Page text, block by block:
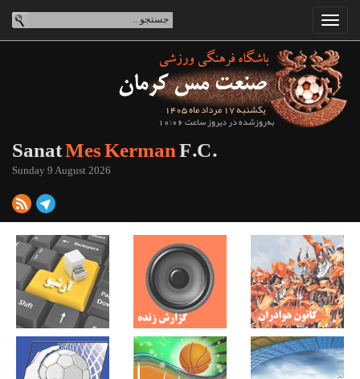
یکشنبه 17 مرداد ماه 1405
به‌روزشده در دیروز ساعت 10:06
SanatMes KermanF.C.
Sunday 9 August 2026